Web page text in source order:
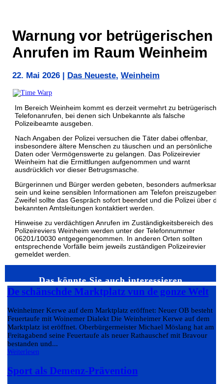
Warnung vor betrügerischen
Anrufen im Raum Weinheim
22. Mai 2026 Das Neueste, Weinheim
Im Bereich Weinheim kommt es derzeit vermehrt zu
Telefonanrufen, bei denen sich Unbekannte als falsche
Polizeibeamte ausgeben.
Nach Angaben der Polizei versuchen die Täter dabei offenbar,
insbesondere ältere Menschen zu täuschen und an persönliche
Daten oder Vermögenswerte zu gelangen. Das Polizeirevier
Weinheim hat die Ermittlungen aufgenommen und warnt
ausdrücklich vor dieser Betrugsmasche.
Bürgerinnen und Bürger werden gebeten, besonders
sein und keine sensiblen Informationen am Telefon
Zweifel sollte das Gespräch sofort beendet und die Polizei über
bekannten Amtsleitungen kontaktiert werden.
Hinweise zu verdächtigen Anrufen im Zuständigkeitsbereich des
Polizeireviers Weinheim werden unter der Telefonnummer
06201/10030 entgegengenommen. In anderen Orten sollten
entsprechende Vorfälle beim jeweils zuständigen Polizeirevier
gemeldet werden.
Das könnte Sie auch interessieren…
De schänschde Marktplatz vun de gonze Welt
Weinheimer Kerwe auf dem Marktplatz eröffnet: Neuer OB besteht
Feuertaufe mit Woinemer Dialekt Die Weinheimer Kerwe auf dem
Marktplatz ist eröffnet. Oberbürgermeister Michael Möslang hat am
Freitagabend seine Feuertaufe als neuer Rathauschef mit Bravour
bestanden und...
Weiterlesen
Sport als Demenz-Prävention